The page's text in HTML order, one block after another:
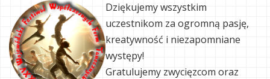
Dziękujemy wszystkim
uczestnikom za ogromną pasję,
kreatywność i niezapomniane
występy!
Gratulujemy zwycięzcom oraz